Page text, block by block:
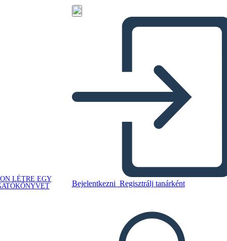
LÉTRE EGY
Bejelentkezni Regisztrálj tanárként